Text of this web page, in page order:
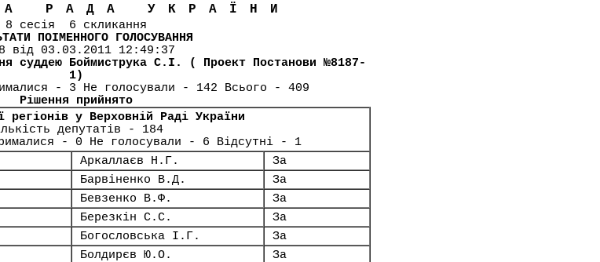
РАДА УКРАЇНИ
8 сесія 6 скликання
ПОІМЕННОГО ГОЛОСУВАННЯ
від 03.03.2011 12:49:37
суддею Боймиструка С.І. ( Проект Постанови №8187-
1)
- 3 Не голосували - 142 Всього - 409
Рішення прийнято
регіонів у Верховній Раді України
депутатів - 184
- 0 Не голосували - 6 Відсутні - 1
Аркаллаєв Н.Г.
За
Барвіненко В.Д.
За
Бевзенко В.Ф.
За
Березкін С.С.
За
Богословська І.Г.
За
Болдирєв Ю.О.
За